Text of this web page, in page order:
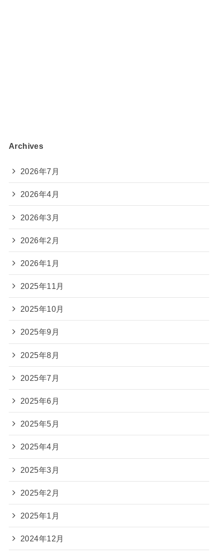
Archives
2026年7月
2026年4月
2026年3月
2026年2月
2026年1月
2025年11月
2025年10月
2025年9月
2025年8月
2025年7月
2025年6月
2025年5月
2025年4月
2025年3月
2025年2月
2025年1月
2024年12月